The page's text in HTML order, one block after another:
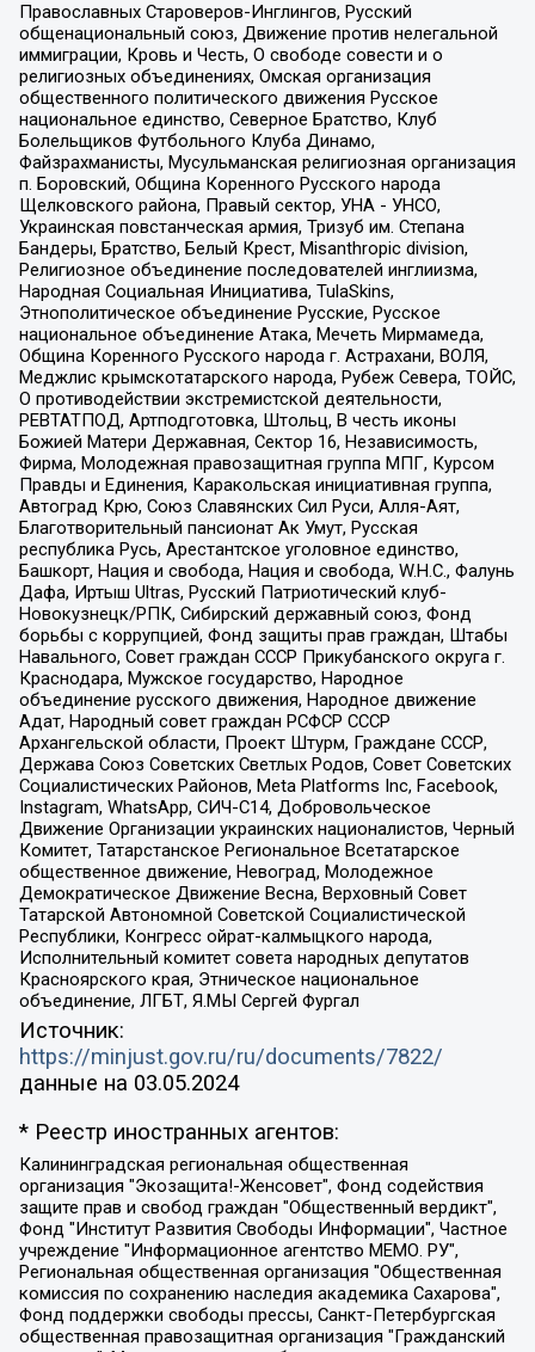
Православных Староверов-Инглингов, Русский
общенациональный союз, Движение против нелегальной
иммиграции, Кровь и Честь, О свободе совести и о
религиозных объединениях, Омская организация
общественного политического движения Русское
национальное единство, Северное Братство, Клуб
Болельщиков Футбольного Клуба Динамо,
Файзрахманисты, Мусульманская религиозная организация
п. Боровский, Община Коренного Русского народа
Щелковского района, Правый сектор, УНА - УНСО,
Украинская повстанческая армия, Тризуб им. Степана
Бандеры, Братство, Белый Крест, Misanthropic division,
Религиозное объединение последователей инглиизма,
Народная Социальная Инициатива, TulaSkins,
Этнополитическое объединение Русские, Русское
национальное объединение Атака, Мечеть Мирмамеда,
Община Коренного Русского народа г. Астрахани, ВОЛЯ,
Меджлис крымскотатарского народа, Рубеж Севера, ТОЙС,
О противодействии экстремистской деятельности,
РЕВТАТПОД, Артподготовка, Штольц, В честь иконы
Божией Матери Державная, Сектор 16, Независимость,
Фирма, Молодежная правозащитная группа МПГ, Курсом
Правды и Единения, Каракольская инициативная группа,
Автоград Крю, Союз Славянских Сил Руси, Алля-Аят,
Благотворительный пансионат Ак Умут, Русская
республика Русь, Арестантское уголовное единство,
Башкорт, Нация и свобода, Нация и свобода, W.H.С., Фалунь
Дафа, Иртыш Ultras, Русский Патриотический клуб-
Новокузнецк/РПК, Сибирский державный союз, Фонд
борьбы с коррупцией, Фонд защиты прав граждан, Штабы
Навального, Совет граждан СССР Прикубанского округа г.
Краснодара, Мужское государство, Народное
объединение русского движения, Народное движение
Адат, Народный совет граждан РСФСР СССР
Архангельской области, Проект Штурм, Граждане СССР,
Держава Союз Советских Светлых Родов, Совет Советских
Социалистических Районов, Meta Platforms Inc, Facebook,
Instagram, WhatsApp, СИЧ-С14, Добровольческое
Движение Организации украинских националистов, Черный
Комитет, Татарстанское Региональное Всетатарское
общественное движение, Невоград, Молодежное
Демократическое Движение Весна, Верховный Совет
Татарской Автономной Советской Социалистической
Республики, Конгресс ойрат-калмыцкого народа,
Исполнительный комитет совета народных депутатов
Красноярского края, Этническое национальное
объединение, ЛГБТ, Я.МЫ Сергей Фургал
Источник:
https://minjust.gov.ru/ru/documents/7822/
данные на 03.05.2024
* Реестр иностранных агентов:
Калининградская региональная общественная организация "Экозащита!-Женсовет", Фонд содействия защите прав и свобод граждан "Общественный вердикт", Фонд "Институт Развития Свободы Информации", Частное учреждение "Информационное агентство МЕМО. РУ", Региональная общественная организация "Общественная комиссия по сохранению наследия академика Сахарова", Фонд поддержки свободы прессы, Санкт-Петербургская общественная правозащитная организация "Гражданский контроль", Межрегиональная общественная организация "Информационно-просветительский центр "Мемориал", Региональный Фонд "Центр Защиты Прав Средств Массовой Информации", с 05.12.2023 Фонд "Центр Защиты Прав Средств массовой информации", Региональная общественная благотворительная организация помощи беженцам и мигрантам "Гражданское содействие", Негосударственное образовательное учреждение дополнительного профессионального образования (повышение квалификации) специалистов "АКАДЕМИЯ ПО ПРАВАМ ЧЕЛОВЕКА", Свердловская региональная общественная организация "Сутяжник", Автономная некоммерческая организация "Центр независимых социологических исследований", Союз общественных объединений "Российский исследовательский центр по правам человека", Региональное общественное учреждение научно-информационный центр "МЕМОРИАЛ", Некоммерческая организация "Фонд защиты гласности", Автономная некоммерческая организация "Институт прав человека", Городская общественная организация "Екатеринбургское общество "МЕМОРИАЛ", Городская общественная организация "Рязанское историко-просветительское и правозащитное общество "Мемориал" (Рязанский Мемориал), Челябинский региональный орган общественной самодеятельности – женское общественное объединение "Женщины Евразии", Челябинский региональный орган общественной самодеятельности "Уральская правозащитная группа", Фонд содействия защите здоровья и социальной справедливости имени Андрея Рылькова, Автономная Некоммерческая Организация "Аналитический Центр Юрия Левады", Автономная некоммерческая организация социальной поддержки населения "Проект Апрель", Региональная общественная организация помощи женщинам и детям, находящимся в кризисной ситуации "Информационно-методический центр "Анна", Фонд содействия развитию массовых коммуникаций и правовому просвещению "Так-так-Так", Фонд содействия устойчивому развитию "Серебряная тайга", Свердловский региональный общественный фонд социальных проектов "Новое время", "Idel.Реалии", Кавказ.Реалии, Крым.Реалии, Телеканал Настоящее Время, Татаро-башкирская служба Радио Свобода (Azatliq Radiosi), Радио Свободная Европа/Радио Свобода (PCE/PC), "Сибирь.Реалии", "Фактограф", Благотворительный фонд помощи осужденным и их семьям, Автономная некоммерческая организация "Институт глобализации и социальных движений", Фонд "В защиту прав заключенных", Частное учреждение "Центр поддержки и содействия развитию средств массовой информации", Пензенский региональный общественный благотворительный фонд "Гражданский союз", "Север.Реалии", Некоммерческая организация Фонд "Правовая инициатива", Общество с ограниченной ответственностью "Радио Свободная Европа/Радио Свобода", Чешское информационное агентство "MEDIUM-ORIENT", Красноярская региональная общественная организация "Мы против СПИДа", Камалягин Денис Николаевич, Маркелов Сергей Евгеньевич, Пономарев Лев Александрович, Савицкая Людмила Алексеевна, Автономная некоммерческая организация "Центр по работе с проблемой насилия "НАСИЛИЮ.НЕТ", Межрегиональный профессиональный союз работников здравоохранения "Альянс врачей", Юридическое лицо, зарегистрированное в Латвийской Республике, SIA "Medusa Project" (регистрационный номер 40103797863, дата регистрации 10.06.2014), Некоммерческая организация "Фонд по борьбе с коррупцией", Автономная некоммерческая организация "Институт права и публичной политики", Баданин Роман Сергеевич, Гликин Максим Александрович, Железнова Мария Михайловна, Лукьянова Юлия Сергеевна, Маетная Елизавета Витальевна, Маняхин Петр Борисович, Чуракова Ольга Владимировна, Ярош Юлия Петровна, Юридическое лицо "The Insider SIA", зарегистрированное в Риге, Латвийская Республика (дата регистрации 26.06.2015), являющееся администратором доменного имени интернет-издания "The Insider SIA", https://theins.ru, Постернак Алексей Евгеньевич, Рубин Михаил Аркадьевич, Анин Роман Александрович, Юридическое лицо Istories fonds, зарегистрированное в Латвийской Республике (регистрационный номер 50008295751, дата регистрации 24.02.2020), Великовский Дмитрий Александрович, Долинина Ирина Николаевна, Мароховская Алеся Алексеевна, Шлейнов Роман Юрьевич, Шмагун Олеся Валентиновна, Общество с ограниченной ответственностью "Альтаир 2021", Общество с ограниченной ответственностью "Вега 2021", Общество с ограниченной ответственностью "Главный редактор 2021", Общество с ограниченной ответственностью "Ромашки монолит", Важенков Артем Валерьевич, Ивановская областная общественная организация "Центр гендерных исследований", Гурман Юрий Альбертович, Медиапроект "ОВД-Инфо", Егоров Владимир Владимирович, Жилинский Владимир Александрович, Общество с ограниченной ответственностью "ЗП", Иванова София Юрьевна, Карезина Инна Павловна, Кильтау Екатерина Викторовна, Петров Алексей Викторович, Пискунов Сергей Евгеньевич, Смирнов Сергей Сергеевич, Тихонов Михаил Сергеевич, Общество с ограниченной ответственностью "ЖУРНАЛИСТ-ИНОСТРАННЫЙ АГЕНТ", Арапова Галина Юрьевна, Вольтская Татьяна Анатольевна, Американская компания "Mason G.E.S. Anonymous Foundation" (США), являющаяся владельцем интернет-издания https://mnews.world/, Компания "Stichting Bellingcat", зарегистрированная в Нидерландах (дата регистрации 11.07.2018), Захаров Андрей Вячеславович, Клепиковская Екатерина Дмитриевна, Общество с ограниченной ответственностью "МЕМО", Перл Роман Александрович, Симонов Евгений Алексеевич, Соловьева Елена Анатольевна, Сотников Даниил Владимирович, Сурначева Елизавета Дмитриевна, Автономная некоммерческая организация по защите прав человека и информированию населения "Якутия – Наше Мнение", Общество с ограниченной ответственностью "Москоу диджитал медиа", с 26.01.2023 Общество с ограниченной ответственностью "Чайка Белые сады", Ветошкина Валерия Валерьевна, Заговора Максим Александрович, Межрегиональное общественное движение "Российская ЛГБТ - сеть", Оленичев Максим Владимирович, Павлов Иван Юрьевич, Скворцова Елена Сергеевна, Общество с ограниченной ответственностью "Как бы инагент", Кочетков Игорь Викторович, Общество с ограниченной ответственностью "Честные выборы", Еланчик Олег Александрович, Общество с ограниченной ответственностью "Нобелевский призыв", Гималова Регина Эмилевна, Григорьев Андрей Валерьевич, Григорьева Алина Александровна, Ассоциация по содействию защите прав призывников, альтернативнослужащих и военнослужащих "Правозащитная группа "Гражданин.Армия.Право", Хисамова Регина Фаритовна, Автономная некоммерческая организация по реализации социально-правовых программ "Лилит", Дальневосточное общественное движение "Маяк", Санкт-Петербургская ЛГБТ-инициативная группа "Выход", Инициативная группа ЛГБТ+ "Реверс", Алексеев Андрей Викторович, Бекбулатова Таисия Львовна, Беляев Иван Михайлович, Владыкина Елена Сергеевна, Гельман Марат Александрович, Никульшина Вероника Юрьевна, Толоконникова Надежда Андреевна, Шендерович Виктор Анатольевич, Общество с ограниченной ответственностью "Данное сообщение", Общество с ограниченной ответственностью Издательский дом "Новая глава", Айнбиндер Александра Александровна, Московский комьюнити-центр для ЛГБТ+инициатив, Благотворительный фонд развития филантропии, Deutsche Welle (Германия, Kurt-Schumacher-Strasse 3, 53113 Bonn), Борзунова Мария Михайловна, Воробьев Виктор Викторович, Голубева Анна Львовна, Константинова Алла Михайловна, Малкова Ирина Владимировна, Мурадов Мурад Абдулгалимович, Осетинская Елизавета Николаевна, Понасенков Евгений Николаевич, Ганапольский Матвей Юрьевич, Киселев Евгений Алексеевич, Борухович Ирина Григорьевна, Дремин Иван Тимофеевич, Дубровский Дмитрий Викторович, Красноярская региональная общественная организация поддержки и развития альтернативных образовательных технологий и межкультурных коммуникаций "ИНТЕРРА", Маяковская Екатерина Алексеевна, Фейгин Марк Захарович, Филимонов Андрей Викторович, Дзугкоева Регина Николаевна, Доброхотов Роман Александрович, Дудь Юрий Александрович, Елкин Сергей Владимирович, Кругликов Кирилл Игоревич, Сабунаева Мария Леонидовна, Семенов Алексей Владимирович, Шаинян Карен Багратович, Шульман Екатерина Михайловна, Асафьев Артур Валерьевич, Вахштайн Виктор Семенович, Венедиктов Алексей Алексеевич, Лушникова Екатерина Евгеньевна, Волков Леонид Михайлович, Невзоров Александр Глебович, Пархоменко Сергей Борисович, Сироткин Ярослав Николаевич, Кара-Мурза Владимир Владимирович, Баранова Наталья Владимировна, Гозман Леонид Яковлевич, Кагарлицкий Борис Юльевич, Климарев Михаил Валерьевич, Милов Владимир Станиславович, Автономная некоммерческая организация Краснодарский центр современного искусства "Типография", Моргенштерн Алишер Тагирович, Соболь Любовь Эдуардовна, Общество с ограниченной ответственностью "ЛИЗА НОРМ", Каспаров Гарри Кимович, Ходорковский Михаил Борисович, Общество с ограниченной ответственностью "Апрельские тезисы", Данилович Ирина Брониславовна, Кашин Олег Владимирович, Петров Николай Владимирович, Пивоваров Алексей Владимирович, Соколов Михаил Владимирович, Цветкова Юлия Владимировна, Чичваркин Евгений Александрович, Комитет против пыток/Команда против пыток, Общество с ограниченной ответственностью "Первый научный", Общество с ограниченной ответственностью "Вертолет и ко", Белоцерковская Вероника Борисовна, Кац Максим Евгеньевич, Лазарева Татьяна Юрьевна, Шаведдинов Руслан Табризович, Яшин Илья Валерьевич, Общество с ограниченной ответственностью "Иноагент ААВ", Алешковский Дмитрий Петрович, Альбац Евгения Марковна, Быков Дмитрий Львович, Галямина Юлия Евгеньевна, Лойко Сергей Леонидович, Мартынов Кирилл Константинович, Медведев Сергей Александрович, Крашенинников Федор Геннадиевич, Гордеева Катерина Вл